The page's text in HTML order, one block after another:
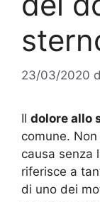
23/03/2020
Il dolore allo
comune.
causa senza
riferisce a
di uno dei